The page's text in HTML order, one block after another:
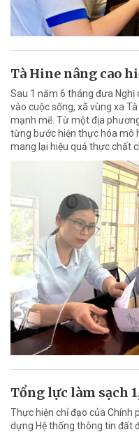
Tà Hine nâng cao
Sau 1 năm 6 tháng đưa Nghị
vào cuộc sống, xã vùng xa
mạnh mẽ. Từ một địa
từng bước hiện thực hóa mô
mang lại hiệu quả thực chất
Tổng lực làm sạch
Thực hiện chỉ đạo của Chính
dựng Hệ thống thông tin đất